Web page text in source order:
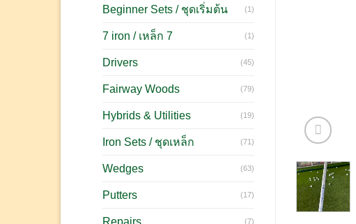
Beginner Sets / ชุดเริ่มต้น (1)
7 iron / เหล็ก 7 (1)
Drivers (45)
Fairway Woods (79)
Hybrids & Utilities (19)
Iron Sets / ชุดเหล็ก (71)
Wedges (63)
Putters (17)
Repairs (7)